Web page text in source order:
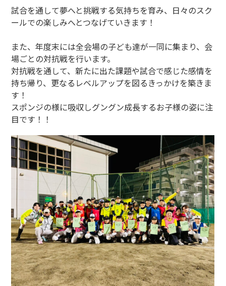
試合を通して夢へと挑戦する気持ちを育み、日々のスク
ールでの楽しみへとつなげていきます！
また、年度末には全会場の子ども達が一同に集まり、会
場ごとの対抗戦を行います。
対抗戦を通して、新たに出た課題や試合で感じた感情を
持ち帰り、更なるレベルアップを図るきっかけを築きま
す！
スポンジの様に吸収しグングン成長するお子様の姿に注
目です！！